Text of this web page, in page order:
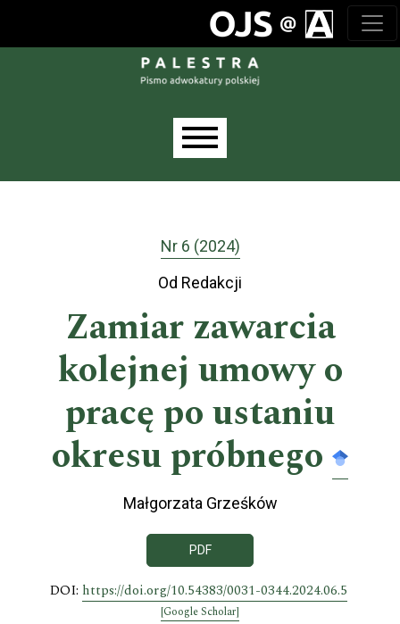
Nr 6 (2024)
Od Redakcji
Zamiar zawarcia
kolejnej umowy o
pracę po ustaniu
okresu próbnego
Małgorzata Grześków
PDF
DOI: https://doi.org/10.54383/0031-0344.2024.06.5
[Google Scholar]